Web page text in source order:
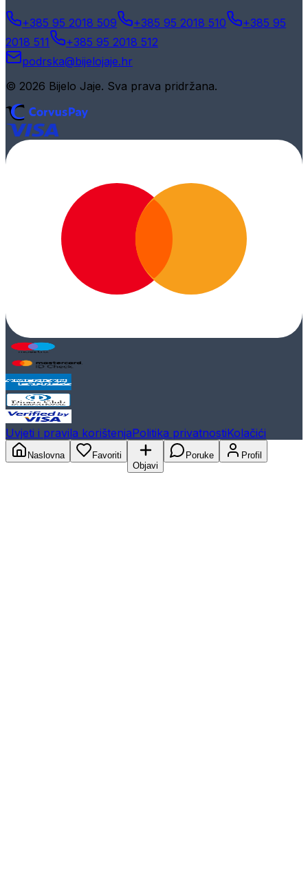
+385 95 2018 509 +385 95 2018 510
+385 95
2018 511
+385 95 2018 512
podrska@bijelojaje.hr
© 2026 Bijelo Jaje. Sva prava pridržana.
Uvjeti i pravila korištenjaPolitika privatnostiKolačići
Naslovna
Favoriti
Objavi
Poruke Profil